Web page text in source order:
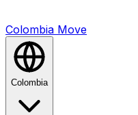
Colombia Move
Colombia